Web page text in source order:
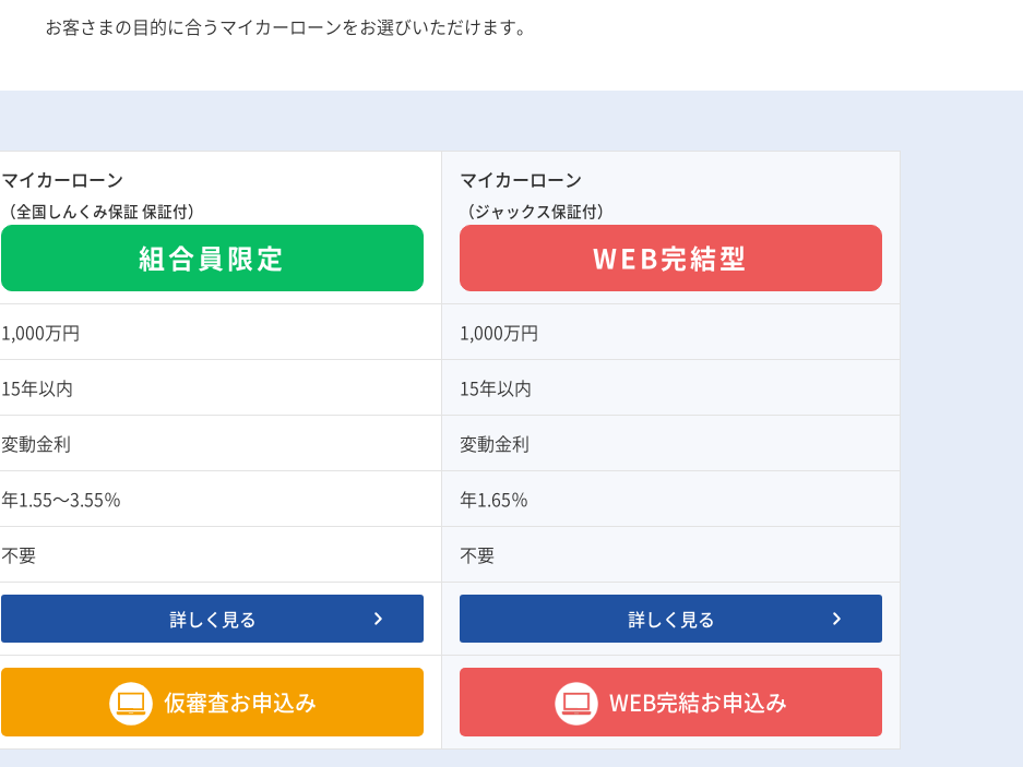
お客さまの目的に合うマイカーローンをお選びいただけます。
マイカーローン
（全国しんくみ保証 保証付）
組合員限定
マイカーローン
（ジャックス保証付）
WEB完結型
1,000万円 1,000万円
15年以内 15年以内
変動金利 変動金利
年1.55～3.55％ 年1.65％
不要 不要
詳しく見る 詳しく見る
仮審査お申込み WEB完結お申込み